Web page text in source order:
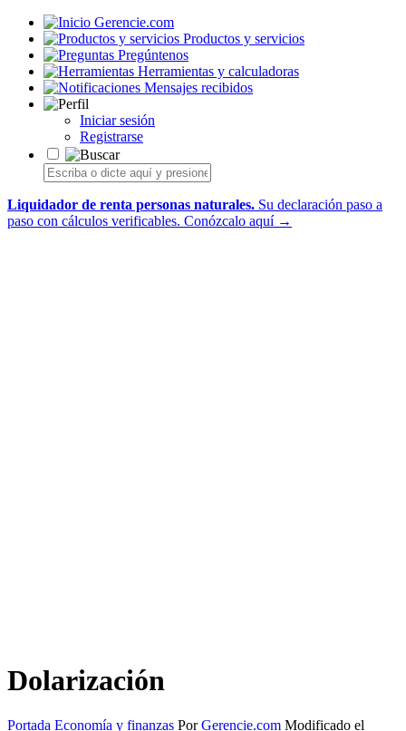
Gerencie.com
Productos y servicios
Pregúntenos
Herramientas y calculadoras
Mensajes recibidos
Iniciar sesión
Registrarse
Liquidador de renta personas naturales. Su declaración paso a
paso con cálculos verificables. Conózcalo aquí →
Dolarización
Portada Economía y finanzas PorGerencie.com Modificado el